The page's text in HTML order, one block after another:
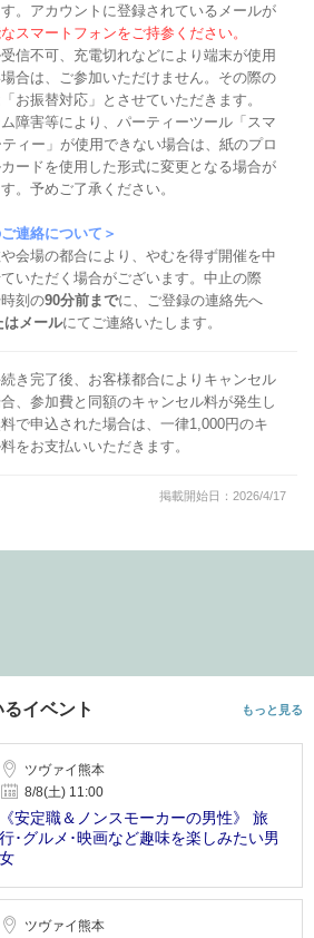
。アカウントに登録されているメールが
スマートフォンをご持参ください。
信不可、充電切れなどにより端末が使用
合は、ご参加いただけません。その際の
お振替対応」とさせていただきます。
障害等により、パーティーツール「スマ
ィー」が使用できない場合は、紙のプロ
ードを使用した形式に変更となる場合が
。予めご了承ください。
連絡について＞
会場の都合により、やむを得ず開催を中
いただく場合がございます。中止の際
刻の90分前までに、ご登録の連絡先へ
はメールにてご連絡いたします。
続き完了後、お客様都合によりキャンセル
、参加費と同額のキャンセル料が発生し
で申込された場合は、一律1,000円のキ
をお支払いいただきます。
掲載開始日：2026/4/17
イベント もっと見る
ツヴァイ熊本
8/8(土) 11:00
《安定職＆ノンスモーカーの男性》 旅
行･グルメ･映画など趣味を楽しみたい男
女
ツヴァイ熊本